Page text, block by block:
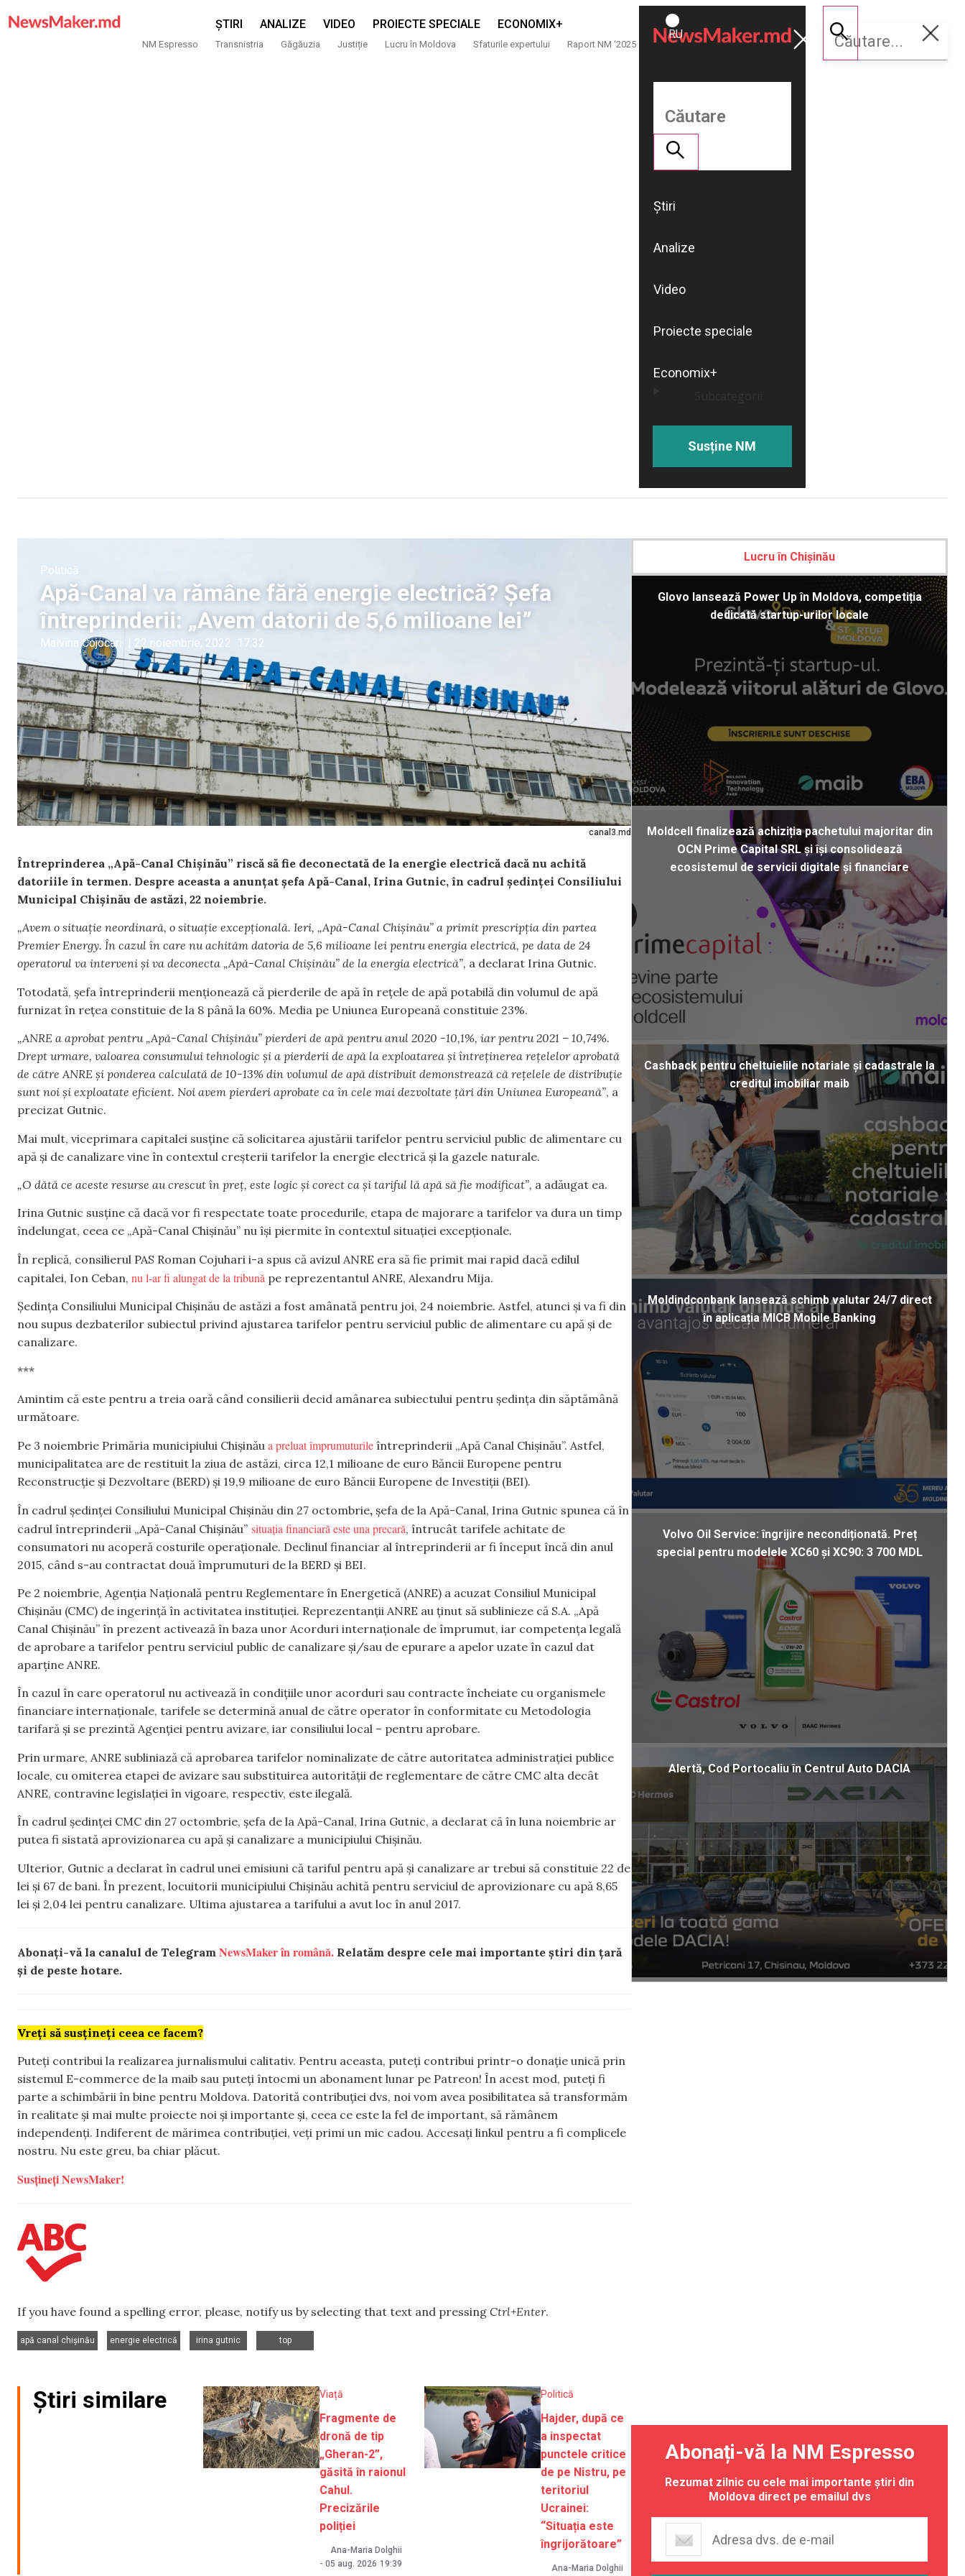
ȘTIRI ANALIZE VIDEO PROIECTE SPECIALE ECONOMIX+
NM Espresso Transnistria Găgăuzia Justiție Lucru în Moldova Sfaturile expertului Raport NM ‘2025
ROMÂNĂ
RU
Susține
NM
Știri
Analize
Video
Proiecte speciale
Economix+
Susține NM
canal3.md
Politică
Apă-Canal va rămâne fără energie electrică? Șefa
întreprinderii: „Avem datorii de 5,6 milioane lei”
Malvina Cojocari | 22 noiembrie, 2022 17:32
Întreprinderea „Apă-Canal Chișinău” riscă să fie deconectată de la energie electrică dacă nu achită
datoriile în termen. Despre aceasta a anunțat șefa Apă-Canal, Irina Gutnic, în cadrul ședinței Consiliului
Municipal Chișinău de astăzi, 22 noiembrie.
„Avem o situație neordinară, o situație excepțională. Ieri, „Apă-Canal Chișinău” a primit prescripția din partea
Premier Energy. În cazul în care nu achităm datoria de 5,6 milioane lei pentru energia electrică, pe data de 24
operatorul va interveni și va deconecta „Apă-Canal Chișinău” de la energia electrică”, a declarat Irina Gutnic.
Totodată, șefa întreprinderii menționează că pierderile de apă în rețele de apă potabilă din volumul de apă
furnizat în rețea constituie de la 8 până la 60%. Media pe Uniunea Europeană constituie 23%.
„ANRE a aprobat pentru „Apă-Canal Chișinău” pierderi de apă pentru anul 2020 -10,1%, iar pentru 2021 – 10,74%.
Drept urmare, valoarea consumului tehnologic și a pierderii de apă la exploatarea și întreținerea rețelelor aprobată
de către ANRE și ponderea calculată de 10-13% din volumul de apă distribuit demonstrează că rețelele de distribuție
sunt noi și exploatate eficient. Noi avem pierderi aprobate ca în cele mai dezvoltate țări din Uniunea Europeană”, a
precizat Gutnic.
Mai mult, viceprimara capitalei susține că solicitarea ajustării tarifelor pentru serviciul public de alimentare cu
apă și de canalizare vine în contextul creșterii tarifelor la energie electrică și la gazele naturale.
„O dătă ce aceste resurse au crescut în preț, este logic și corect ca și tariful lă apă să fie modificat”, a adăugat ea.
Irina Gutnic susține că dacă vor fi respectate toate procedurile, etapa de majorare a tarifelor va dura un timp
îndelungat, ceea ce „Apă-Canal Chișinău” nu își piermite în contextul situației excepționale.
În replică, consilierul PAS Roman Cojuhari i-a spus că avizul ANRE era să fie primit mai rapid dacă edilul
capitalei, Ion Ceban, nu l-ar fi alungat de la tribună pe reprezentantul ANRE, Alexandru Mija.
Ședința Consiliului Municipal Chișinău de astăzi a fost amânată pentru joi, 24 noiembrie. Astfel, atunci și va fi din
nou supus dezbaterilor subiectul privind ajustarea tarifelor pentru serviciul public de alimentare cu apă și de
canalizare.
***
Amintim că este pentru a treia oară când consilierii decid amânarea subiectului pentru ședința din săptămână
următoare.
Pe 3 noiembrie Primăria municipiului Chișinău a preluat împrumuturile întreprinderii „Apă Canal Chișinău”. Astfel,
municipalitatea are de restituit la ziua de astăzi, circa 12,1 milioane de euro Băncii Europene pentru
Reconstrucție și Dezvoltare (BERD) și 19,9 milioane de euro Băncii Europene de Investiții (BEI).
În cadrul ședinței Consiliului Municipal Chișinău din 27 octombrie, șefa de la Apă-Canal, Irina Gutnic spunea că în
cadrul întreprinderii „Apă-Canal Chișinău” situația financiară este una precară, întrucât tarifele achitate de
consumatori nu acoperă costurile operaționale. Declinul financiar al întreprinderii ar fi început încă din anul
2015, când s-au contractat două împrumuturi de la BERD și BEI.
Pe 2 noiembrie, Agenția Națională pentru Reglementare în Energetică (ANRE) a acuzat Consiliul Municipal
Chișinău (CMC) de ingerință în activitatea instituției. Reprezentanții ANRE au ținut să sublinieze că S.A. „Apă
Canal Chișinău” în prezent activează în baza unor Acorduri internaționale de împrumut, iar competența legală
de aprobare a tarifelor pentru serviciul public de canalizare şi/sau de epurare a apelor uzate în cazul dat
aparține ANRE.
În cazul în care operatorul nu activează în condițiile unor acorduri sau contracte încheiate cu organismele
financiare internaționale, tarifele se determină anual de către operator în conformitate cu Metodologia
tarifară şi se prezintă Agenţiei pentru avizare, iar consiliului local – pentru aprobare.
Prin urmare, ANRE subliniază că aprobarea tarifelor nominalizate de către autoritatea administrației publice
locale, cu omiterea etapei de avizare sau substituirea autorității de reglementare de către CMC alta decât
ANRE, contravine legislației în vigoare, respectiv, este ilegală.
În cadrul ședinței CMC din 27 octombrie, șefa de la Apă-Canal, Irina Gutnic, a declarat că în luna noiembrie ar
putea fi sistată aprovizionarea cu apă și canalizare a municipiului Chișinău.
Ulterior, Gutnic a declarat în cadrul unei emisiuni că tariful pentru apă și canalizare ar trebui să constituie 22 de
lei şi 67 de bani. În prezent, locuitorii municipiului Chișinău achită pentru serviciul de aprovizionare cu apă 8,65
lei și 2,04 lei pentru canalizare. Ultima ajustarea a tarifului a avut loc în anul 2017.
Abonați-vă la canalul de Telegram NewsMaker în română. Relatăm despre cele mai importante știri din țară
și de peste hotare.
Vreți să susțineți ceea ce facem?
Puteți contribui la realizarea jurnalismului calitativ. Pentru aceasta, puteți contribui printr-o donație unică prin
sistemul E-commerce de la maib sau puteți întocmi un abonament lunar pe Patreon! În acest mod, puteți fi
parte a schimbării în bine pentru Moldova. Datorită contribuției dvs, noi vom avea posibilitatea să transformăm
în realitate și mai multe proiecte noi și importante și, ceea ce este la fel de important, să rămânem
independenți. Indiferent de mărimea contribuției, veți primi un mic cadou. Accesați linkul pentru a fi complicele
nostru. Nu este greu, ba chiar plăcut.
Susțineți NewsMaker!
If you have found a spelling error, please, notify us by selecting that text and pressing Ctrl+Enter.
apă canal chișinău
energie electrică
irina gutnic
top
Știri similare Viață
Fragmente de
dronă de tip
„Gheran-2”,
găsită în raionul
Cahul.
Precizările
poliției
Ana-Maria Dolghii
- 05 aug. 2026 19:39
Politică
Hajder, după ce
a inspectat
punctele critice
de pe Nistru, pe
teritoriul
Ucrainei:
“Situația este
îngrijorătoare”
Ana-Maria Dolghii
Lucru în Chișinău
Glovo lansează Power Up în Moldova, competiția
dedicată startup-urilor locale
Moldcell finalizează achiziția pachetului majoritar din
OCN Prime Capital SRL și își consolidează
ecosistemul de servicii digitale și financiare
Cashback pentru cheltuielile notariale și cadastrale la
creditul imobiliar maib
Moldindconbank lansează schimb valutar 24/7 direct
în aplicația MICB Mobile Banking
Volvo Oil Service: îngrijire necondiționată. Preț
special pentru modelele XC60 și XC90: 3 700 MDL
Alertă, Cod Portocaliu în Centrul Auto DACIA
Abonați-vă la NM Espresso
Rezumat zilnic cu cele mai importante știri din
Moldova direct pe emailul dvs